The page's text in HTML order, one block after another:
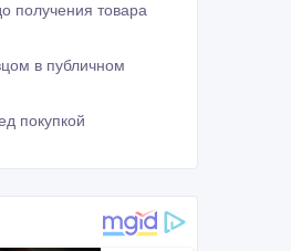
получения товара
в публичном
покупкой